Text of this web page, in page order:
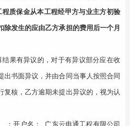
质保金从本工程经甲方与业主方初验
除发生的应由乙方承担的费用后一个月
结果有异议的，对于有异议部分应在收
出书面异议，并由合同当事人按照合同
复核，乙方逾期未提出异议的，视为认
：开户名： 广东云电通工程有限公司